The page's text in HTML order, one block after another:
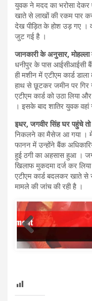
युवक ने मदद का भरोसा देकर
खाते से लाखों की रकम पार
देख पीड़ित के होश उड़ गए ।
जुट गई है ।
जानकारी के अनुसार, मोहल्ला
धनीपुर के पास आईसीआईसी
ही मशीन में एटीएम कार्ड
हाथ से छूटकर जमीन पर गिर
एटीएम कार्ड को उठा लिया
। इसके बाद शातिर युवक
इधर, जगवीर सिंह घर पहुंचे
निकलने का मैसेज आ गया
फानन में उन्होंने बैंक
हुई ठगी का अहसास हुआ ।
खिलाफ मुकदमा दर्ज कर
एटीएम कार्ड बदलकर खाते
मामले की जांच की रही है ।